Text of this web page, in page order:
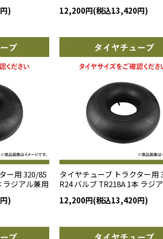
)
12,200円(税込13,420円)
ー用 320/85
ラジアル兼用
)
タイヤチューブ トラクター用
R24 バルブ TR218A 1本 ラジ
12,200円(税込13,420円)